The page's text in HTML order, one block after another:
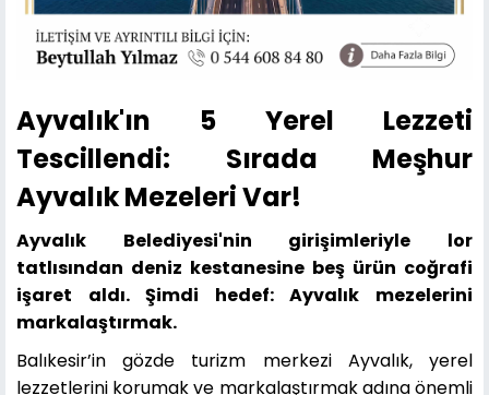
Ayvalık'ın 5 Yerel Lezzeti
Tescillendi: Sırada Meşhur
Ayvalık Mezeleri Var!
Ayvalık Belediyesi'nin girişimleriyle lor
tatlısından deniz kestanesine beş ürün coğrafi
işaret aldı. Şimdi hedef: Ayvalık mezelerini
markalaştırmak.
Balıkesir’in gözde turizm merkezi Ayvalık, yerel
lezzetlerini korumak ve markalaştırmak adına önemli